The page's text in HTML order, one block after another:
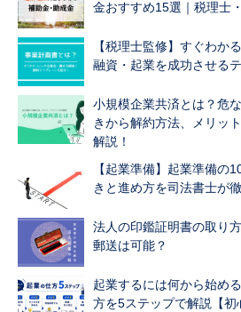
金おすすめ15選｜税理士
【税理士監修】すぐわか
融資・起業を成功させる
小規模企業共済とは？危
きから解約方法、メリッ
解説！
【起業準備】起業準備の
きと進め方を司法書士が
法人の印鑑証明書の取り
郵送は可能？
起業するには何から始め
方を5ステップで解説【初